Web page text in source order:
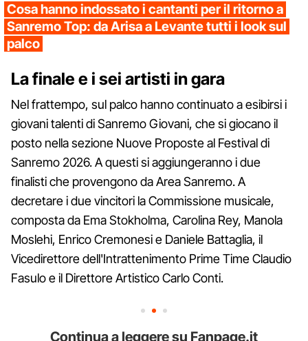
Cosa hanno indossato i cantanti per il ritorno a
Sanremo Top: da Arisa a Levante tutti i look sul
palco
La finale e i sei artisti in gara
Nel frattempo, sul palco hanno continuato a esibirsi i
giovani talenti di Sanremo Giovani, che si giocano il
posto nella sezione Nuove Proposte al Festival di
Sanremo 2026. A questi si aggiungeranno i due
finalisti che provengono da Area Sanremo. A
decretare i due vincitori la Commissione musicale,
composta da Ema Stokholma, Carolina Rey, Manola
Moslehi, Enrico Cremonesi e Daniele Battaglia, il
Vicedirettore dell'Intrattenimento Prime Time Claudio
Fasulo e il Direttore Artistico Carlo Conti.
Continua a leggere su Fanpage.it